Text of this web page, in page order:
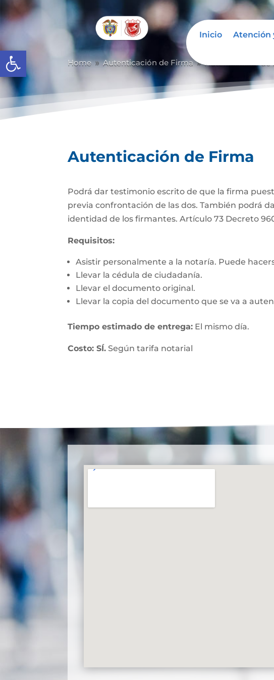
Abrir barra de herramientas
Inicio Atención
Home 9 Autenticación de Firma 9
Autenticación de Firma
Podrá dar testimonio escrito de que la firma
previa confrontación de las dos. También podrá
identidad de los firmantes. Artículo 73 Decreto
Requisitos:
Asistir personalmente a la notaría. Puede
Llevar la cédula de ciudadanía.
Llevar el documento original.
Llevar la copia del documento que se va a
Tiempo estimado de entrega: El mismo día.
Costo: SÍ. Según tarifa notarial